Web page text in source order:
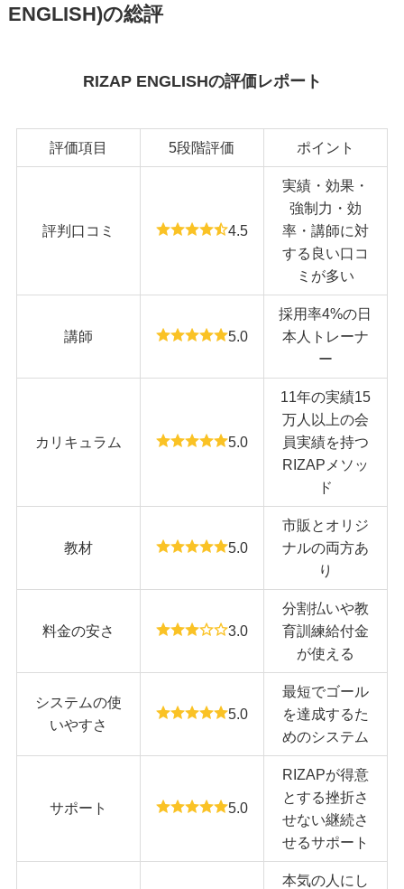
ENGLISH)の総評
RIZAP ENGLISHの評価レポート
評価項目 5段階評価 ポイント
評判口コミ 4.5
実績・効果・
強制力・効
率・講師に対
する良い口コ
ミが多い
講師 5.0
採用率4%の日
本人トレーナ
ー
カリキュラム 5.0
11年の実績15
万人以上の会
員実績を持つ
RIZAPメソッ
ド
教材 5.0
市販とオリジ
ナルの両方あ
り
料金の安さ 3.0
分割払いや教
育訓練給付金
が使える
システムの使
いやすさ
5.0
最短でゴール
を達成するた
めのシステム
サポート 5.0
RIZAPが得意
とする挫折さ
せない継続さ
せるサポート
本気の人にし